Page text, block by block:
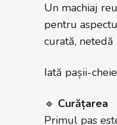
Un machiaj
pentru
curată,
Iată pașii-
🔹 Curățarea
Primul pas